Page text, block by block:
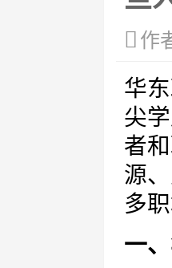
作
华
尖
者
源
多
一